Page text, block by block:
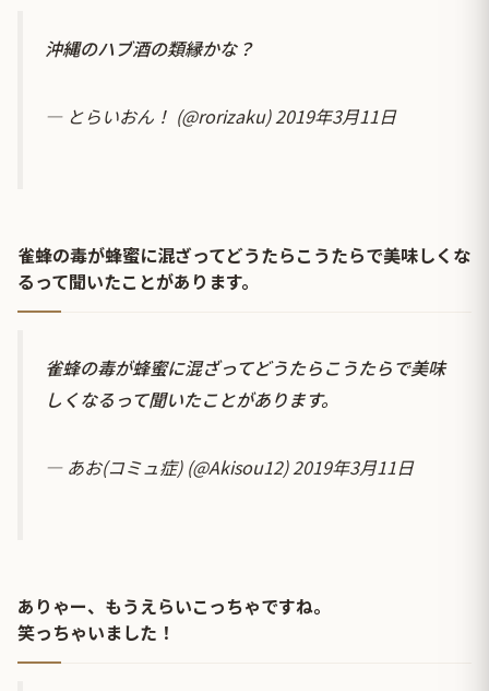
沖縄のハブ酒の類縁かな？
— とらいおん！ (@rorizaku)2019年3月11日
雀蜂の毒が蜂蜜に混ざってどうたらこうたらで美味しくな
るって聞いたことがあります。
雀蜂の毒が蜂蜜に混ざってどうたらこうたらで美味
しくなるって聞いたことがあります。
— あお(コミュ症) (@Akisou12)2019年3月11日
ありゃー、もうえらいこっちゃですね。
笑っちゃいました！